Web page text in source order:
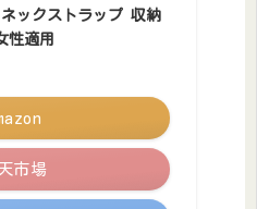
ックストラップ 収納
性適用
市場